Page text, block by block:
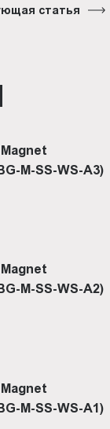
статья
M-SS-WS-A3)
M-SS-WS-A2)
M-SS-WS-A1)